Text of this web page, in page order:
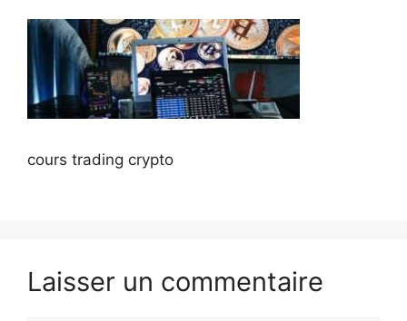
cours trading crypto
Laisser un commentaire